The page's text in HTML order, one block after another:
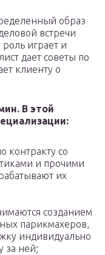
образ
встречи
играет и
дает советы по
клиенту о
В этой
контракту со
и прочими
их
созданием
парикмахеров,
индивидуально
за ней; ⠀